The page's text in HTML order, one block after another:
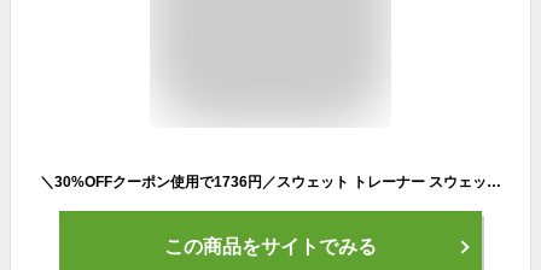
＼30%OFFクーポン使用で1736円／スウェット トレーナー スウェットパンツ レディース メンズ セットアップ ジャージ 上下セット ルームウェア パジャマ 部屋着 春 秋 冬 秋冬 長袖 修学旅行 入院 産後 旅行 スポーツウェア ナイトウェア おしゃれ スリム ゆったり 綿
この商品をサイトでみる